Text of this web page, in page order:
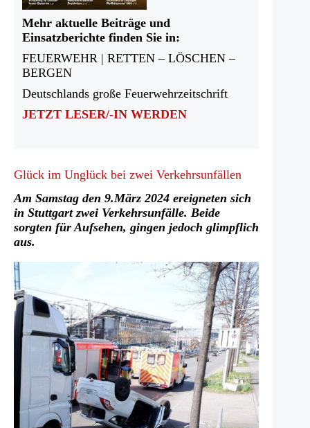
Mehr aktuelle Beiträge und
Einsatzberichte finden Sie in:
FEUERWEHR | RETTEN – LÖSCHEN –
BERGEN
Deutschlands große Feuerwehrzeitschrift
JETZT LESER/-IN WERDEN
Glück im Unglück bei zwei Verkehrsunfällen
Am Samstag den 9.März 2024 ereigneten sich
in Stuttgart zwei Verkehrsunfälle. Beide
sorgten für Aufsehen, gingen jedoch glimpflich
aus.